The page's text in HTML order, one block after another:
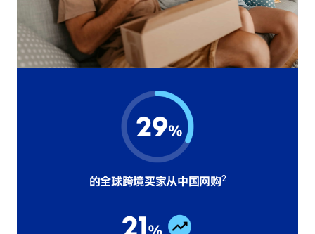
的全球跨境买家从中国网购2